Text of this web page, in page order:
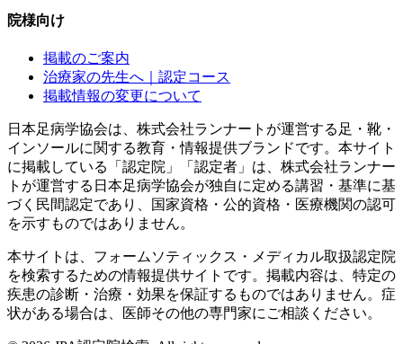
院様向け
掲載のご案内
治療家の先生へ｜認定コース
掲載情報の変更について
日本足病学協会は、株式会社ランナートが運営する足・靴・
インソールに関する教育・情報提供ブランドです。本サイト
に掲載している「認定院」「認定者」は、株式会社ランナー
トが運営する日本足病学協会が独自に定める講習・基準に基
づく民間認定であり、国家資格・公的資格・医療機関の認可
を示すものではありません。
本サイトは、フォームソティックス・メディカル取扱認定院
を検索するための情報提供サイトです。掲載内容は、特定の
疾患の診断・治療・効果を保証するものではありません。症
状がある場合は、医師その他の専門家にご相談ください。